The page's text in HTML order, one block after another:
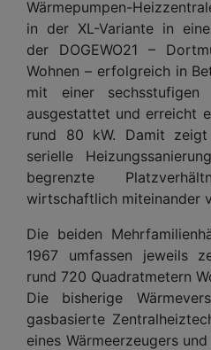
Wärmepumpen-
in der XL-Variante in
der DOGEWO21 –
Wohnen – erfolgreich in
mit einer sechsstufigen
ausgestattet und erreicht
rund 80 kW. Damit
serielle
begrenzte
wirtschaftlich miteinander
Die beiden
1967 umfassen jeweils
rund 720 Quadratmetern
Die bisherige
gasbasierte
eines Wärmeerzeugers